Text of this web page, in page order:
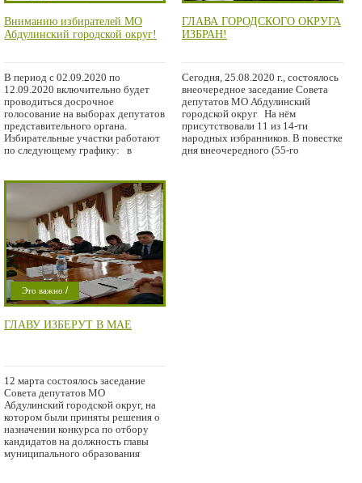
Проишествие
Вниманию избирателей МО
Абдулинский городской округ!
В период с 02.09.2020 по
12.09.2020 включительно будет
проводиться досрочное
голосование на выборах депутатов
представительного органа.
Избирательные участки работают
по следующему графику: в
Проишествие
ГЛАВА ГОРОДСКОГО ОКРУГА
ИЗБРАН!
Сегодня, 25.08.2020 г., состоялось
внеочередное заседание Совета
депутатов МО Абдулинский
городской округ На нём
присутствовали 11 из 14-ти
народных избранников. В повестке
дня внеочередного (55-го
Это важно /
Проишествие
ГЛАВУ ИЗБЕРУТ В МАЕ
12 марта состоялось заседание
Совета депутатов МО
Абдулинский городской округ, на
котором были приняты решения о
назначении конкурса по отбору
кандидатов на должность главы
муниципального образования